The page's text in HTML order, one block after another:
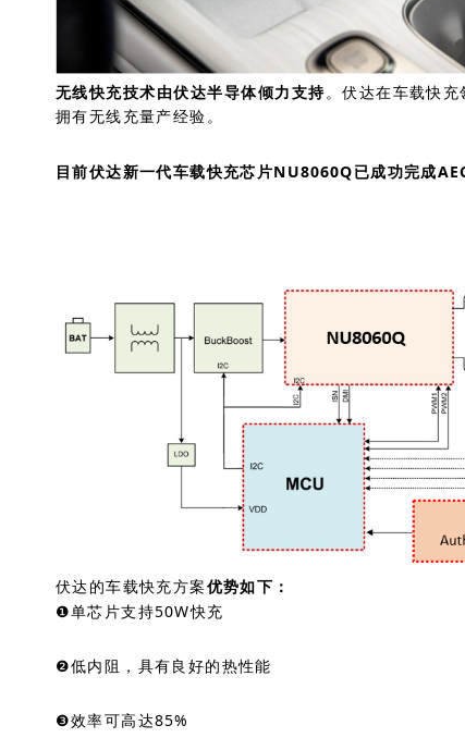
无线快充技术由伏达半导体倾力支持。伏达在车载快
拥有无线充量产经验。
目前伏达新一代车载快充芯片NU8060Q已成功完成
伏达的车载快充方案优势如下：
❶单芯片支持50W快充
❷低内阻，具有良好的热性能
❸效率可高达85%